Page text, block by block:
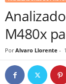
M480x
Por Alvaro Llorente -